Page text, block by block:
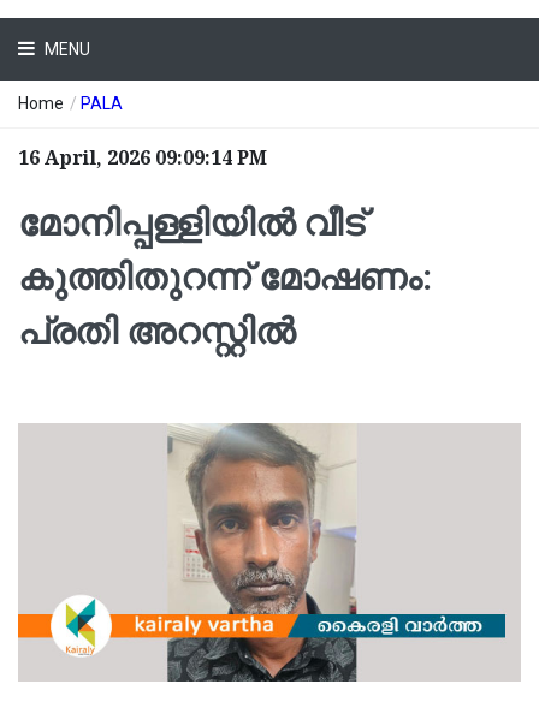
MENU
Home / PALA
16 April, 2026 09:09:14 PM
മോനിപ്പള്ളിയിൽ വീട്
കുത്തിതുറന്ന് മോഷണം:
പ്രതി അറസ്റ്റിൽ